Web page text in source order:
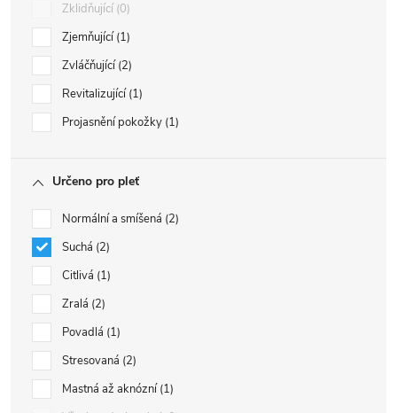
Zklidňující 0
Zjemňující 1
Zvláčňující 2
Revitalizující 1
Projasnění pokožky 1
Určeno pro pleť
Normální a smíšená 2
Suchá 2
Citlivá 1
Zralá 2
Povadlá 1
Stresovaná 2
Mastná až aknózní 1